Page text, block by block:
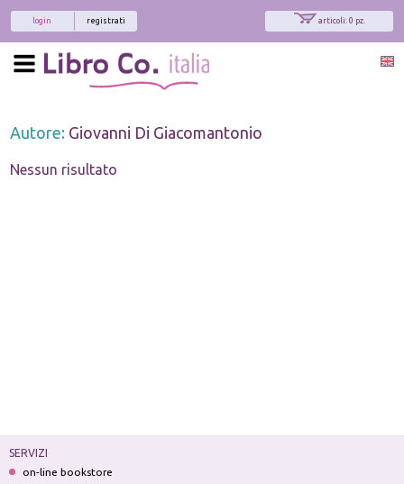
articoli: 0 pz.
registrati
login
Autore: Giovanni Di Giacomantonio
Nessun risultato
SERVIZI
on-line bookstore